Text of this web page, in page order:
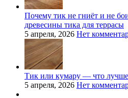
Почему тик не гниёт и не
древесины тика для террасы
5 апреля, 2026 Нет
Тик или кумару — что лучше
5 апреля, 2026 Нет